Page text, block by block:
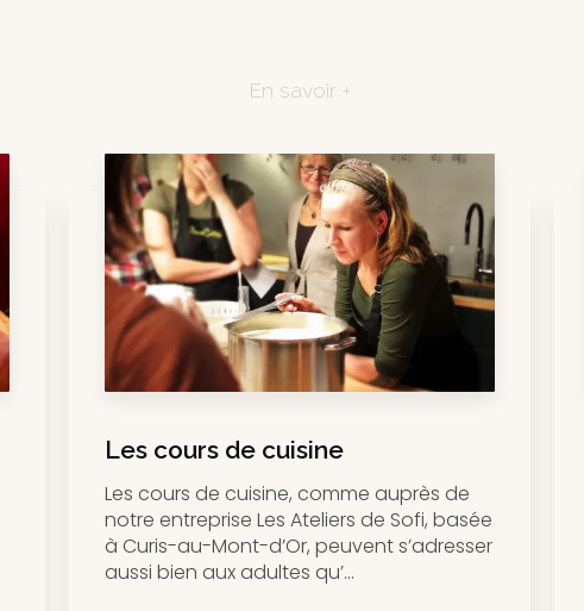
En savoir +
Les cours de cuisine
Les cours de cuisine, comme auprès de
notre entreprise Les Ateliers de Sofi, basée
à Curis-au-Mont-d’Or, peuvent s’adresser
aussi bien aux adultes qu’...